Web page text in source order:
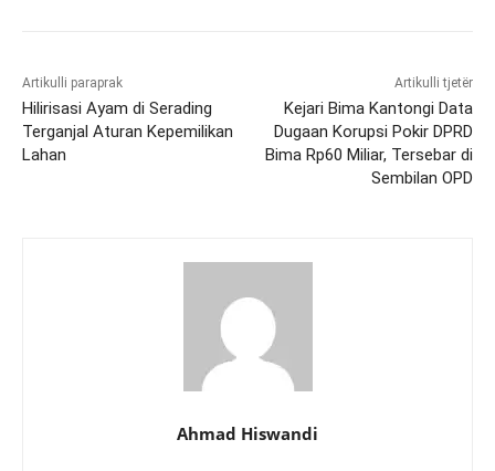
Artikulli paraprak
Hilirisasi Ayam di Serading
Terganjal Aturan Kepemilikan
Lahan
Artikulli tjetër
Kejari Bima Kantongi Data
Dugaan Korupsi Pokir DPRD
Bima Rp60 Miliar, Tersebar di
Sembilan OPD
Ahmad Hiswandi